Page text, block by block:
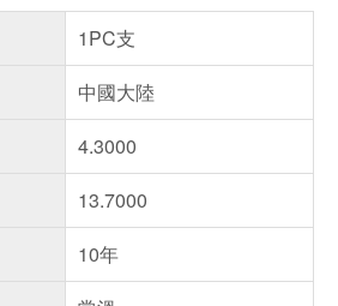
1PC支
中國大陸
4.3000
13.7000
10年